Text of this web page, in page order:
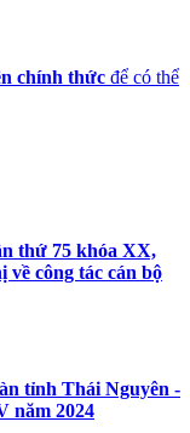
chính thức để có thể
thứ 75 khóa XX,
về công tác cán bộ
tỉnh Thái Nguyên -
năm 2024